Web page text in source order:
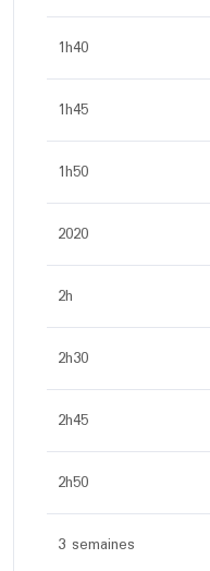
1h40
1h45
1h50
2020
2h
2h30
2h45
2h50
3 semaines